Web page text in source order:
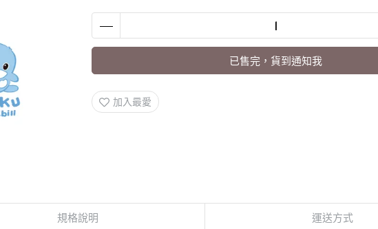
已售完，貨到通知我
加入最愛
規格說明 運送方式